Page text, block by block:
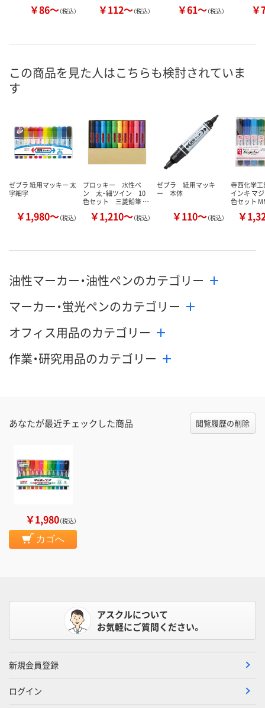
￥86～（税込） ￥112～（税込） ￥61～（税込） ￥
この商品を見た人はこちらも検討されていま
す
ゼブラ 紙用マッキー 太
字細字
￥1,980～（税込）
プロッキー 水性ペ
ン 太・細ツイン 10
色セット 三菱鉛筆 …
￥1,210～（税込）
ゼブラ 紙用マッキ
ー 本体
￥110～（税込）
寺西化学
インキ マ
色セット
￥
油性マーカー・油性ペンのカテゴリー
マーカー・蛍光ペンのカテゴリー
オフィス用品のカテゴリー
作業・研究用品のカテゴリー
あなたが最近チェックした商品 閲覧履歴の削除
￥1,980（税込）
カゴへ
アスクルについて
お気軽にご質問ください。
新規会員登録
ログイン